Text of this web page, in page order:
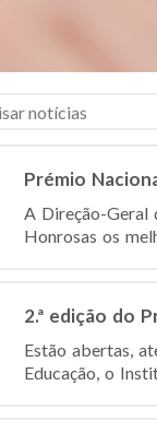
Prémio
A Direção-Geral
Honrosas os
2.ª edição do
Estão abertas,
Educação, o